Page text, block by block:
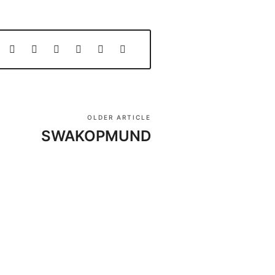
OLDER ARTICLE
SWAKOPMUND